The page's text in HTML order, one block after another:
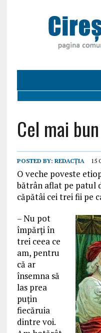
Cel mai
POSTED BY: REDACȚIA 15
O veche poveste
bătrân aflat pe patul
căpătâi cei trei fii pe
– Nu pot
împărţi în
trei ceea ce
am, pentru
că ar
însemna să
las prea
puţin
fiecăruia
dintre voi.